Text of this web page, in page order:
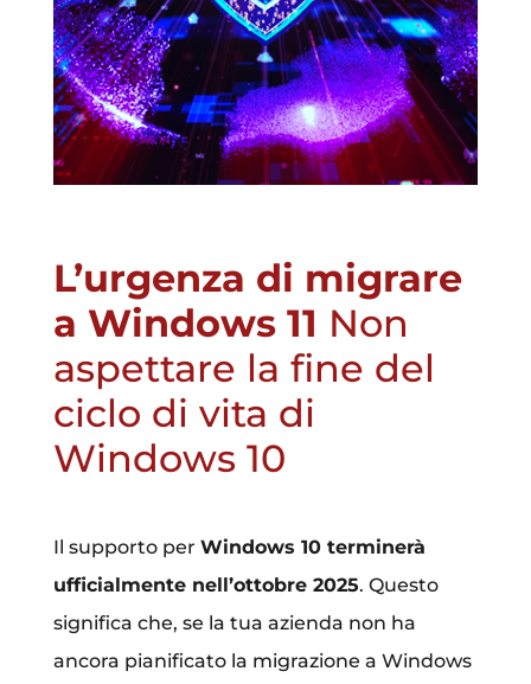
L’urgenza di migrare
a Windows 11 Non
aspettare la fine del
ciclo di vita di
Windows 10
Il supporto per Windows 10 terminerà
ufficialmente nell’ottobre 2025. Questo
significa che, se la tua azienda non ha
ancora pianificato la migrazione a Windows